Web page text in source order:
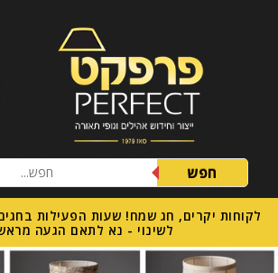
חפש
לקוחות יקרים, חג שמח! שעות הפעילות
לשינוי - נא לתאם הגעה